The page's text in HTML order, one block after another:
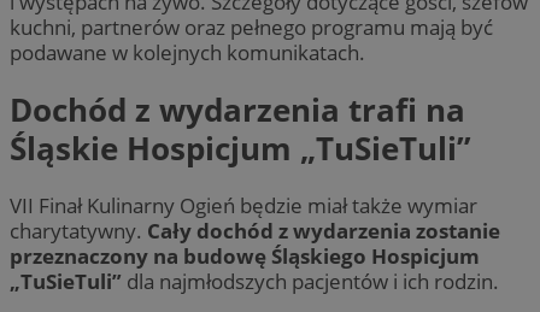
kuchni, partnerów oraz pełnego programu mają być
podawane w kolejnych komunikatach.
Dochód z wydarzenia trafi na
Śląskie Hospicjum „TuSieTuli”
VII Finał Kulinarny Ogień będzie miał także wymiar
charytatywny. Cały dochód z wydarzenia zostanie
przeznaczony na budowę Śląskiego Hospicjum
„TuSieTuli” dla najmłodszych pacjentów i ich rodzin.